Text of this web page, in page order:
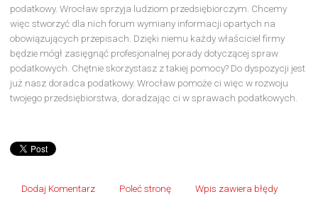
podatkowy. Wrocław sprzyja ludziom przedsiębiorczym. Chcemy
więc stworzyć dla nich forum wymiany informacji opartych na
obowiązujących przepisach. Dzięki niemu każdy właściciel firmy
będzie mógł zasięgnąć profesjonalnej porady dotyczącej spraw
podatkowych. Chętnie skorzystasz z takiej pomocy? Do dyspozycji jest
już nasz doradca podatkowy. Wrocław pomoże ci więc w rozwoju
twojego przedsiębiorstwa, doradzając ci w sprawach podatkowych.
Dodaj Komentarz Poleć stronę Wpis zawiera błędy